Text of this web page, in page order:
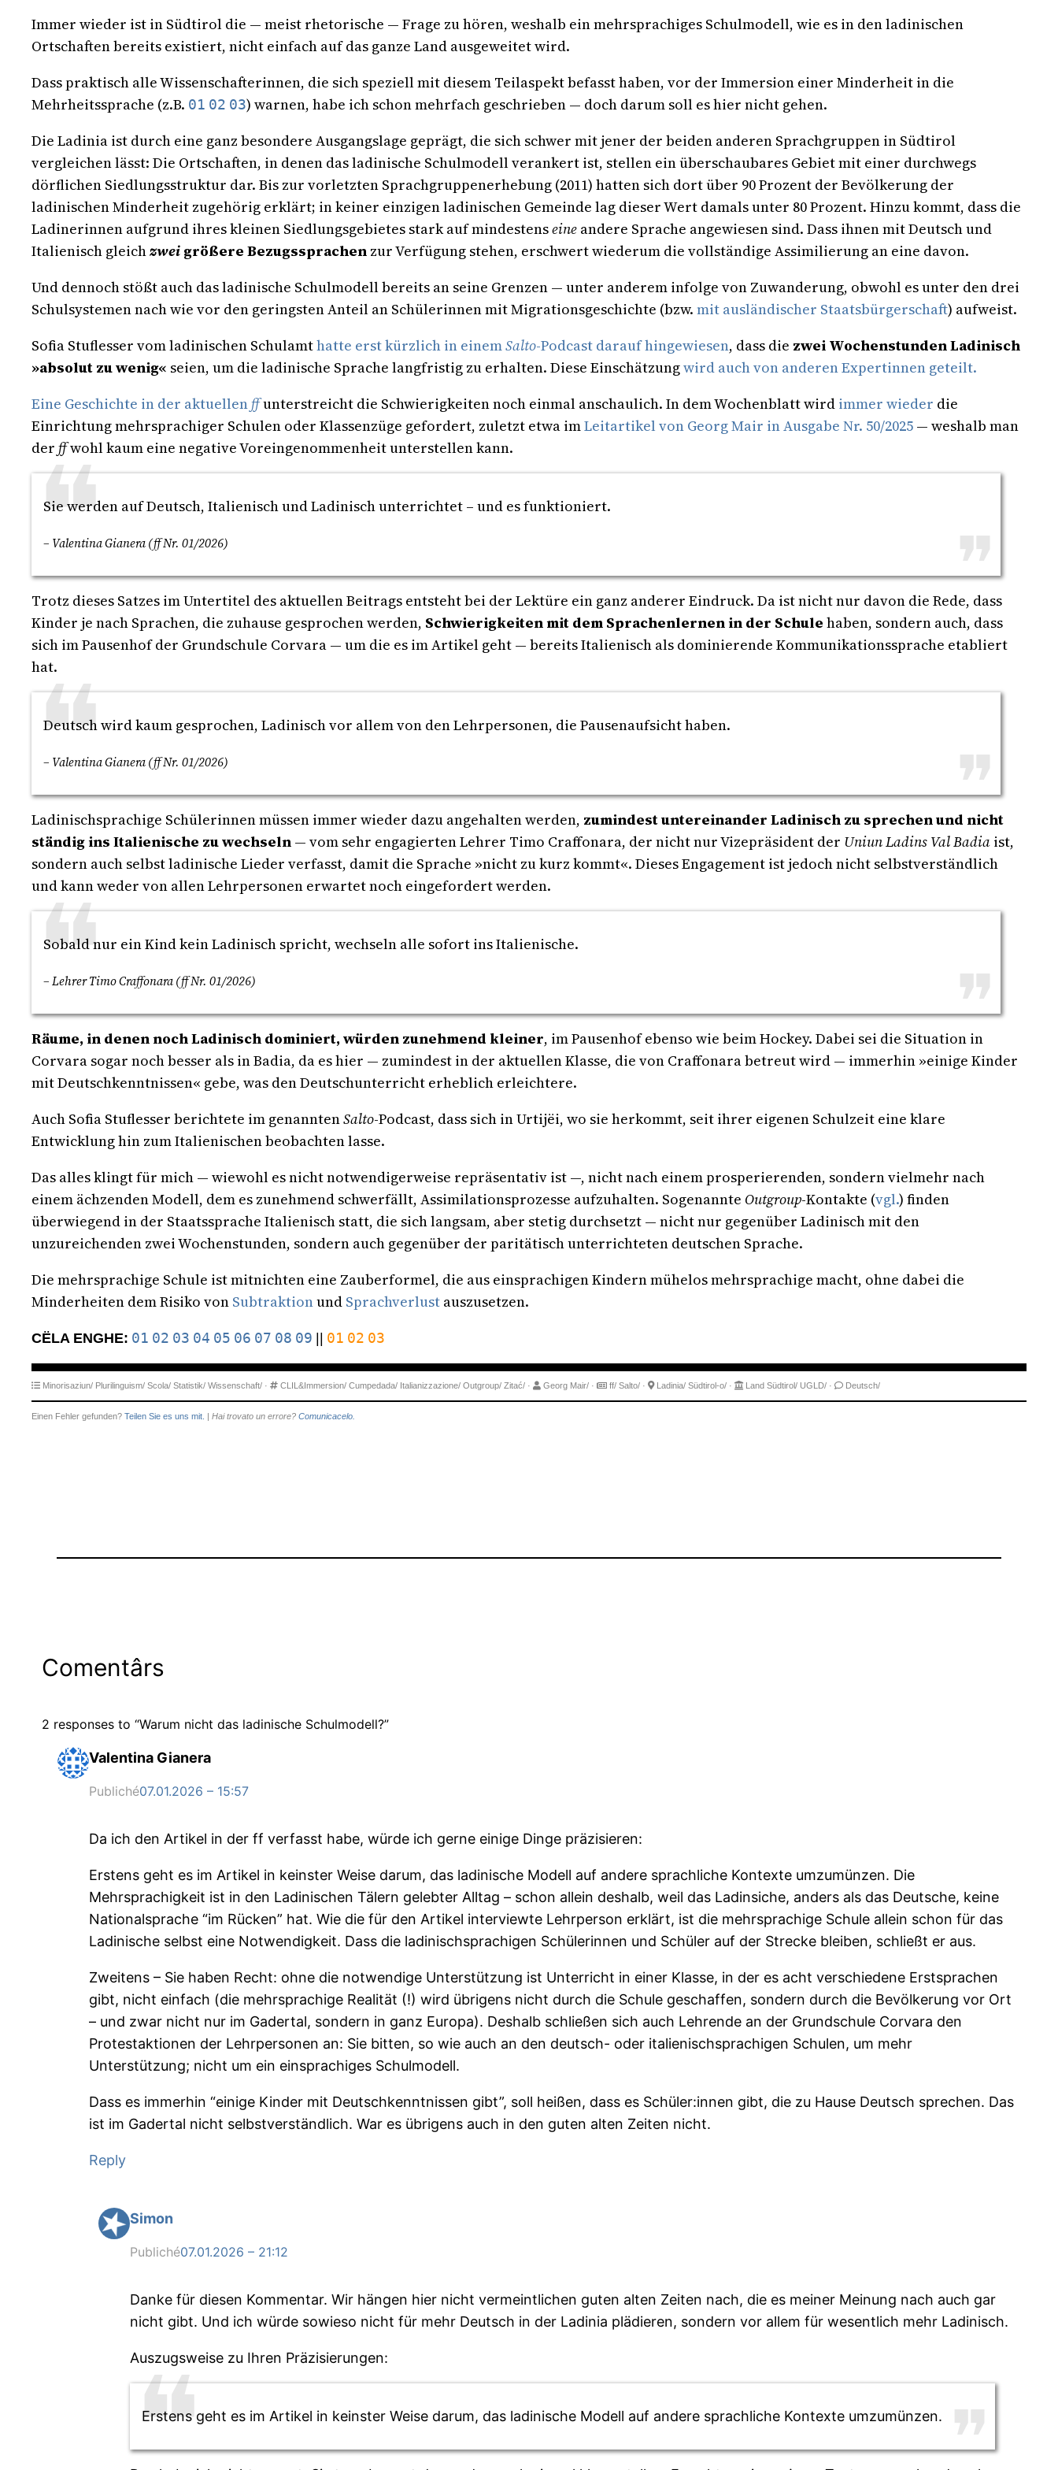
Immer wieder ist in Südtirol die — meist rhetorische — Frage zu hören, weshalb ein mehrsprachiges Schulmodell, wie es in den ladinischen
Ortschaften bereits existiert, nicht einfach auf das ganze Land ausgeweitet wird.
Dass praktisch alle Wissenschafterinnen, die sich speziell mit diesem Teilaspekt befasst haben, vor der Immersion einer Minderheit in die
Mehrheitssprache (z.B. 01 02 03) warnen, habe ich schon mehrfach geschrieben — doch darum soll es hier nicht gehen.
Die Ladinia ist durch eine ganz besondere Ausgangslage geprägt, die sich schwer mit jener der beiden anderen Sprachgruppen in Südtirol
vergleichen lässt: Die Ortschaften, in denen das ladinische Schulmodell verankert ist, stellen ein überschaubares Gebiet mit einer durchwegs
dörflichen Siedlungsstruktur dar. Bis zur vorletzten Sprachgruppenerhebung (2011) hatten sich dort über 90 Prozent der Bevölkerung der
ladinischen Minderheit zugehörig erklärt; in keiner einzigen ladinischen Gemeinde lag dieser Wert damals unter 80 Prozent. Hinzu kommt, dass die
Ladinerinnen aufgrund ihres kleinen Siedlungsgebietes stark auf mindestenseine andere Sprache angewiesen sind. Dass ihnen mit Deutsch und
Italienisch gleichzwei größere Bezugssprachen zur Verfügung stehen, erschwert wiederum die vollständige Assimilierung an eine davon.
Und dennoch stößt auch das ladinische Schulmodell bereits an seine Grenzen — unter anderem infolge von Zuwanderung, obwohl es unter den drei
Schulsystemen nach wie vor den geringsten Anteil an Schülerinnen mit Migrationsgeschichte (bzw. mit ausländischer Staatsbürgerschaft) aufweist.
Sofia Stuflesser vom ladinischen Schulamthatte erst kürzlich in einemSalto-Podcast darauf hingewiesen, dass die zwei Wochenstunden Ladinisch
»absolut zu wenig« seien, um die ladinische Sprache langfristig zu erhalten. Diese Einschätzungwird auch von anderen Expertinnen geteilt.
Eine Geschichte in der aktuellenffunterstreicht die Schwierigkeiten noch einmal anschaulich. In dem Wochenblatt wird immer wieder die
Einrichtung mehrsprachiger Schulen oder Klassenzüge gefordert, zuletzt etwa imLeitartikel von Georg Mair in Ausgabe Nr. 50/2025 — weshalb man
der ffwohl kaum eine negative Voreingenommenheit unterstellen kann.
Sie werden auf Deutsch, Italienisch und Ladinisch unterrichtet – und es funktioniert.
– Valentina Gianera (ff Nr. 01/2026)
Trotz dieses Satzes im Untertitel des aktuellen Beitrags entsteht bei der Lektüre ein ganz anderer Eindruck. Da ist nicht nur davon die Rede, dass
Kinder je nach Sprachen, die zuhause gesprochen werden, Schwierigkeiten mit dem Sprachenlernen in der Schule haben, sondern auch, dass
sich im Pausenhof der Grundschule Corvara — um die es im Artikel geht — bereits Italienisch als dominierende Kommunikationssprache etabliert
hat.
Deutsch wird kaum gesprochen, Ladinisch vor allem von den Lehrpersonen, die Pausenaufsicht haben.
– Valentina Gianera (ff Nr. 01/2026)
Ladinischsprachige Schülerinnen müssen immer wieder dazu angehalten werden, zumindest untereinander Ladinisch zu sprechen und nicht
ständig ins Italienische zu wechseln — vom sehr engagierten Lehrer Timo Craffonara, der nicht nur Vizepräsident der Uniun Ladins Val Badia ist,
sondern auch selbst ladinische Lieder verfasst, damit die Sprache »nicht zu kurz kommt«. Dieses Engagement ist jedoch nicht selbstverständlich
und kann weder von allen Lehrpersonen erwartet noch eingefordert werden.
Sobald nur ein Kind kein Ladinisch spricht, wechseln alle sofort ins Italienische.
– Lehrer Timo Craffonara (ff Nr. 01/2026)
Räume, in denen noch Ladinisch dominiert, würden zunehmend kleiner, im Pausenhof ebenso wie beim Hockey. Dabei sei die Situation in
Corvara sogar noch besser als in Badia, da es hier — zumindest in der aktuellen Klasse, die von Craffonara betreut wird — immerhin »einige Kinder
mit Deutschkenntnissen« gebe, was den Deutschunterricht erheblich erleichtere.
Auch Sofia Stuflesser berichtete im genanntenSalto-Podcast, dass sich in Urtijëi, wo sie herkommt, seit ihrer eigenen Schulzeit eine klare
Entwicklung hin zum Italienischen beobachten lasse.
Das alles klingt für mich — wiewohl es nicht notwendigerweise repräsentativ ist —, nicht nach einem prosperierenden, sondern vielmehr nach
einem ächzenden Modell, dem es zunehmend schwerfällt, Assimilationsprozesse aufzuhalten. Sogenannte Outgroup-Kontakte (vgl.) finden
überwiegend in der Staatssprache Italienisch statt, die sich langsam, aber stetig durchsetzt — nicht nur gegenüber Ladinisch mit den
unzureichenden zwei Wochenstunden, sondern auch gegenüber der paritätisch unterrichteten deutschen Sprache.
Die mehrsprachige Schule ist mitnichten eine Zauberformel, die aus einsprachigen Kindern mühelos mehrsprachige macht, ohne dabei die
Minderheiten dem Risiko von Subtraktionund Sprachverlust auszusetzen.
CËLA ENGHE: 01 02 03 04 05 06 07 08 09 01 02 03
Minorisaziun/ Plurilinguism/ Scola/ Statistik/ Wissenschaft/ · CLIL&Immersion/ Cumpedada/ Italianizzazione/ Outgroup/ Zitać/ · Georg Mair/ · ff/ Salto/ · Ladinia/ Südtirol-o/ · Land Südtirol/ UGLD/ · Deutsch/
Einen Fehler gefunden? Teilen Sie es uns mit. | Hai trovato un errore? Comunicacelo.
Comentârs
2 responses to “Warum nicht das ladinische Schulmodell?”
Valentina Gianera
Publiché07.01.2026 – 15:57
Da ich den Artikel in der ff verfasst habe, würde ich gerne einige Dinge präzisieren:
Erstens geht es im Artikel in keinster Weise darum, das ladinische Modell auf andere sprachliche Kontexte umzumünzen. Die
Mehrsprachigkeit ist in den Ladinischen Tälern gelebter Alltag – schon allein deshalb, weil das Ladinsiche, anders als das Deutsche, keine
Nationalsprache “im Rücken” hat. Wie die für den Artikel interviewte Lehrperson erklärt, ist die mehrsprachige Schule allein schon für das
Ladinische selbst eine Notwendigkeit. Dass die ladinischsprachigen Schülerinnen und Schüler auf der Strecke bleiben, schließt er aus.
Zweitens – Sie haben Recht: ohne die notwendige Unterstützung ist Unterricht in einer Klasse, in der es acht verschiedene Erstsprachen
gibt, nicht einfach (die mehrsprachige Realität (!) wird übrigens nicht durch die Schule geschaffen, sondern durch die Bevölkerung vor Ort
– und zwar nicht nur im Gadertal, sondern in ganz Europa). Deshalb schließen sich auch Lehrende an der Grundschule Corvara den
Protestaktionen der Lehrpersonen an: Sie bitten, so wie auch an den deutsch- oder italienischsprachigen Schulen, um mehr
Unterstützung; nicht um ein einsprachiges Schulmodell.
Dass es immerhin “einige Kinder mit Deutschkenntnissen gibt”, soll heißen, dass es Schüler:innen gibt, die zu Hause Deutsch sprechen. Das
ist im Gadertal nicht selbstverständlich. War es übrigens auch in den guten alten Zeiten nicht.
Reply
Simon
Publiché07.01.2026 – 21:12
Danke für diesen Kommentar. Wir hängen hier nicht vermeintlichen guten alten Zeiten nach, die es meiner Meinung nach auch gar
nicht gibt. Und ich würde sowieso nicht für mehr Deutsch in der Ladinia plädieren, sondern vor allem für wesentlich mehr Ladinisch.
Auszugsweise zu Ihren Präzisierungen:
Erstens geht es im Artikel in keinster Weise darum, das ladinische Modell auf andere sprachliche Kontexte umzumünzen.